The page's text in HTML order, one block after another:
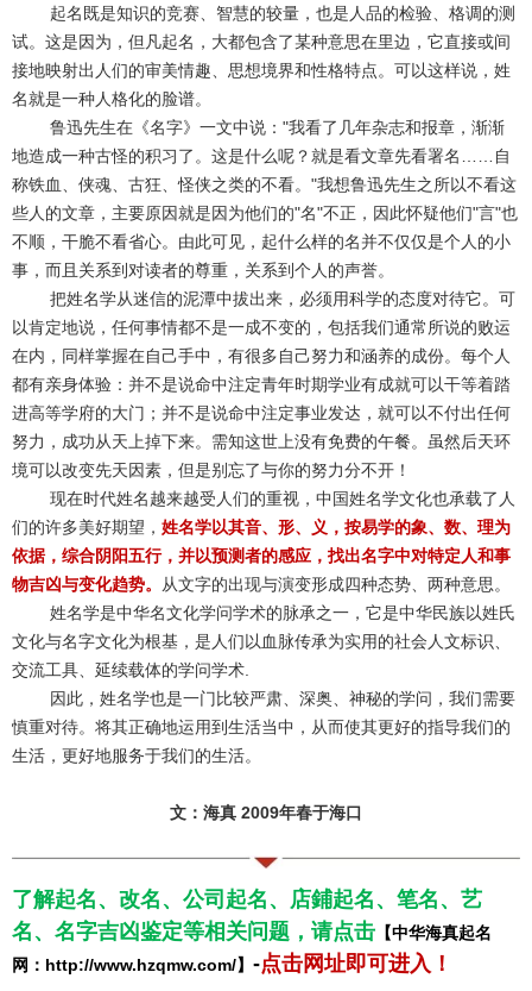
起名既是知识的竞赛、智慧的较量，也是人品的检验、格调的测
试。这是因为，但凡起名，大都包含了某种意思在里边，它直接或间
接地映射出人们的审美情趣、思想境界和性格特点。可以这样说，姓
名就是一种人格化的脸谱。
鲁迅先生在《名字》一文中说："我看了几年杂志和报章，渐渐
地造成一种古怪的积习了。这是什么呢？就是看文章先看署名……自
称铁血、侠魂、古狂、怪侠之类的不看。"我想鲁迅先生之所以不看这
些人的文章，主要原因就是因为他们的"名"不正，因此怀疑他们"言"也
不顺，干脆不看省心。由此可见，起什么样的名并不仅仅是个人的小
事，而且关系到对读者的尊重，关系到个人的声誉。
把姓名学从迷信的泥潭中拔出来，必须用科学的态度对待它。可
以肯定地说，任何事情都不是一成不变的，包括我们通常所说的败运
在内，同样掌握在自己手中，有很多自己努力和涵养的成份。每个人
都有亲身体验：并不是说命中注定青年时期学业有成就可以干等着踏
进高等学府的大门；并不是说命中注定事业发达，就可以不付出任何
努力，成功从天上掉下来。需知这世上没有免费的午餐。虽然后天环
境可以改变先天因素，但是别忘了与你的努力分不开！
现在时代姓名越来越受人们的重视，中国姓名学文化也承载了人
们的许多美好期望， 姓名学以其音、形、义，按易学的象、数、理为
依据，综合阴阳五行，并以预测者的感应，找出名字中对特定人和事
物吉凶与变化趋势。
从文字的出现与演变形成四种态势、两种意思。
姓名学是中华名文化学问学术的脉承之一，它是中华民族以姓氏
文化与名字文化为根基，是人们以血脉传承为实用的社会人文标识、
交流工具、延续载体的学问学术.
因此，姓名学也是一门比较严肃、深奥、神秘的学问，我们需要
慎重对待。将其正确地运用到生活当中，从而使其更好的指导我们的
生活，更好地服务于我们的生活。
文：海真 2009年春于海口
了解起名、改名、公司起名、店鋪起名、笔名、艺
名、名字吉凶鉴定等相关问题，请点击 【中华海真起名
网：http://www.hzqmw.com/】 -点击网址即可进入 ！